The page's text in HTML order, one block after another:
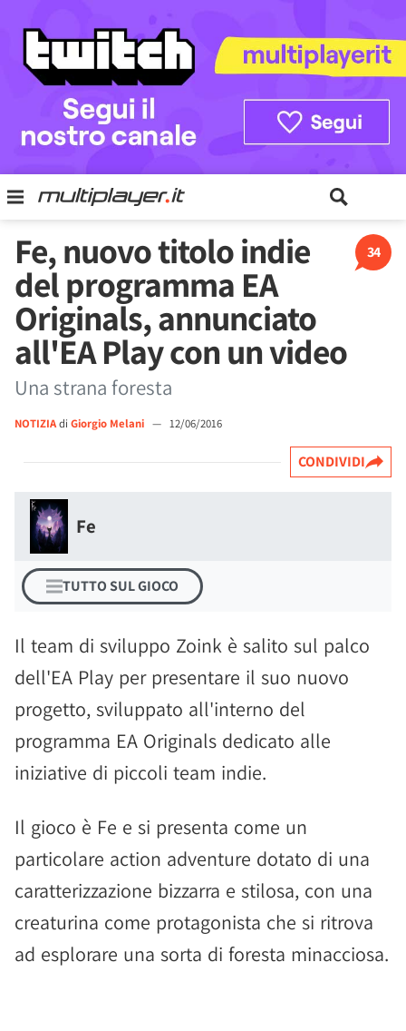
34
Fe, nuovo titolo indie
del programma EA
Originals, annunciato
all'EA Play con un video
Una strana foresta
NOTIZIAdi Giorgio Melani — 12/06/2016
CONDIVIDI
Fe
TUTTO SUL GIOCO
Il team di sviluppo Zoink è salito sul palco
dell'EA Play per presentare il suo nuovo
progetto, sviluppato all'interno del
programma EA Originals dedicato alle
iniziative di piccoli team indie.
Il gioco è Fe e si presenta come un
particolare action adventure dotato di una
caratterizzazione bizzarra e stilosa, con una
creaturina come protagonista che si ritrova
ad esplorare una sorta di foresta minacciosa.